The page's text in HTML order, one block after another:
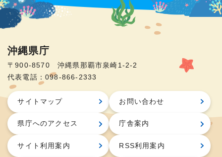
沖縄県庁
〒900-8570 沖縄県那覇市泉崎1-2-2
代表電話：098-866-2333
サイトマップ お問い合わせ
県庁へのアクセス 庁舎案内
サイト利用案内 RSS利用案内